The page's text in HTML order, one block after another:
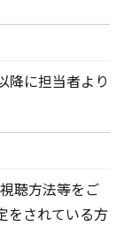
降に担当者より
聴方法等をご
をされている方